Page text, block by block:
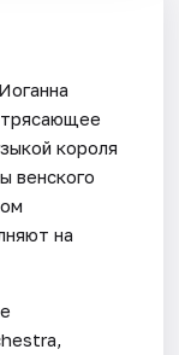
короля
венского
на